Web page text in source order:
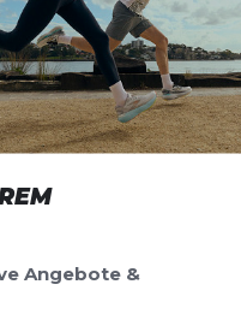
Angebote &